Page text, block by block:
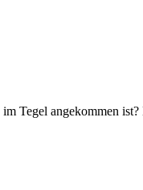
Tegel angekommen